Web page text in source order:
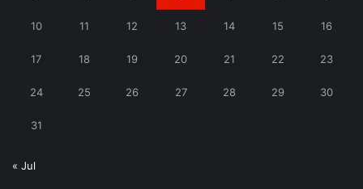
10 11 12 13 14 15 16
17 18 19 20 21 22 23
24 25 26 27 28 29 30
31
« Jul